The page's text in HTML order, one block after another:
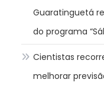
Guaratinguetá
do programa
Cientistas
melhorar